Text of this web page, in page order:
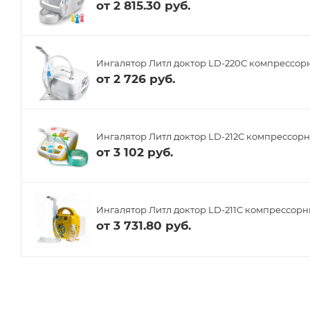
от 2 815.30 руб.
Ингалятор Литл доктор LD-220C
от 2 726 руб.
Ингалятор Литл доктор LD-212C
от 3 102 руб.
Ингалятор Литл доктор LD-211C
от 3 731.80 руб.